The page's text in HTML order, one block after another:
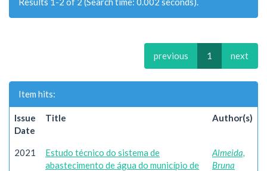
previous 1 next
Item hits:
Issue
Date
Title Author(s)
2021
Estudo técnico do sistema de
abastecimento de água do município de
Almeida,
Bruna